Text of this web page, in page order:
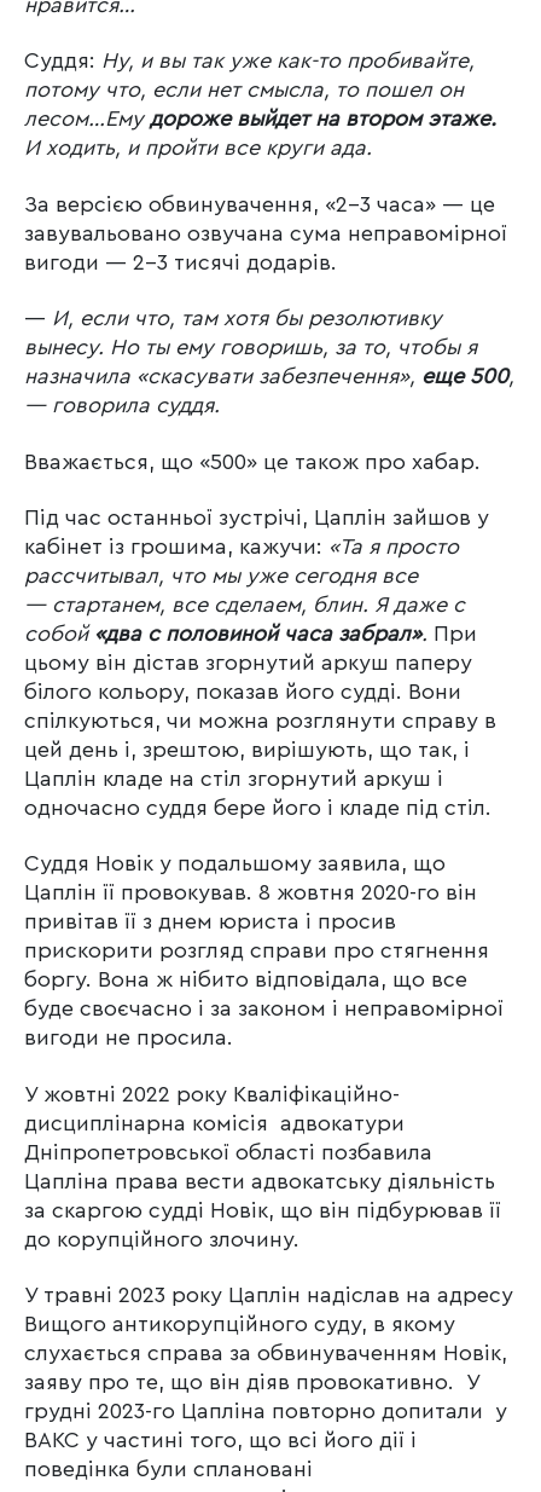
нравится…
Суддя: Ну, и вы так уже как-то пробивайте,
потому что, если нет смысла, то пошел он
лесом…Емудороже выйдет на втором этаже.
И ходить, и пройти все круги ада.
За версією обвинувачення, «2-3 часа» — це
завувальовано озвучана сума неправомірної
вигоди — 2-3 тисячі додарів.
— И, если что, там хотя бы резолютивку
вынесу. Но ты ему говоришь, за то, чтобы я
назначила «скасувати забезпечення», еще 500,
— говорила суддя.
Вважається, що «500» це також про хабар.
Під час останньої зустрічі, Цаплін зайшов у
кабінет із грошима, кажучи: «Та я просто
рассчитывал, что мы уже сегодня все
— стартанем, все сделаем, блин. Я даже с
собой «два с половиной часа забрал». При
цьому він дістав згорнутий аркуш паперу
білого кольору, показав його судді. Вони
спілкуються, чи можна розглянути справу в
цей день і, зрештою, вирішують, що так, і
Цаплін кладе на стіл згорнутий аркуш і
одночасно суддя бере його і кладе під стіл.
Суддя Новік у подальшому заявила, що
Цаплін її провокував. 8 жовтня 2020-го він
привітав її з днем юриста і просив
прискорити розгляд справи про стягнення
боргу. Вона ж нібито відповідала, що все
буде своєчасно і за законом і неправомірної
вигоди не просила.
У жовтні 2022 року Кваліфікаційно-
дисциплінарна комісія адвокатури
Дніпропетровської області позбавила
Цапліна права вести адвокатську діяльність
за скаргою судді Новік, що він підбурював її
до корупційного злочину.
У травні 2023 року Цаплін надіслав на адресу
Вищого антикорупційного суду, в якому
слухається справа за обвинуваченням Новік,
заяву про те, що він діяв провокативно. У
грудні 2023-го Цапліна повторно допитали у
ВАКС у частині того, що всі його дії і
поведінка були сплановані